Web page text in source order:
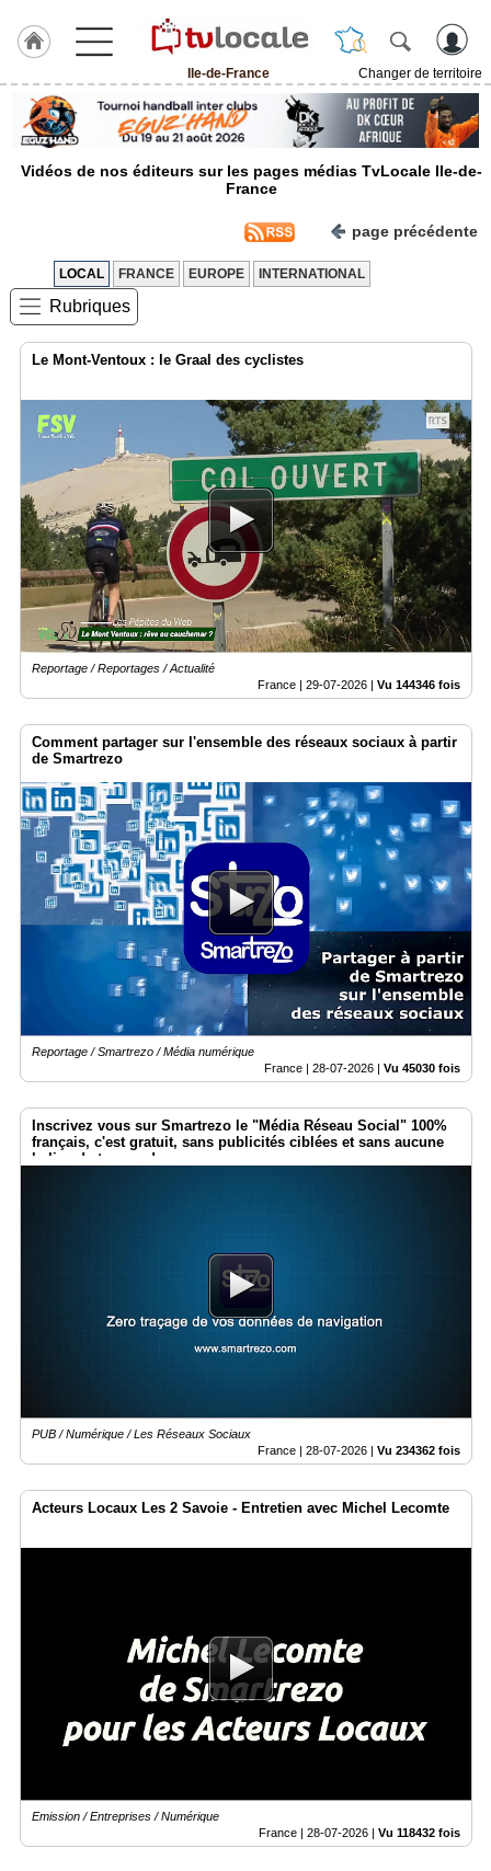
Ile-de-France
Changer de territoire
J'adhère
Hulcoq
ACCUEIL
TvLocale
France
Agenda
Gazette
Vidéos
Médias
du
Blogs
Prémium
Inscription
pro
Accès
éditeur
Vidéos de nos éditeurs sur les pages médias TvLocale Ile-de-
France
page précédente
LOCAL FRANCE EUROPE INTERNATIONAL
Rubriques
Le Mont-Ventoux : le Graal des cyclistes
Reportage / Reportages / Actualité
France | 29-07-2026 Vu 144346 fois
Comment partager sur l'ensemble des réseaux sociaux à partir
de Smartrezo
Reportage / Smartrezo / Média numérique
France | 28-07-2026 | Vu 45030 fois
Inscrivez vous sur Smartrezo le "Média Réseau Social" 100%
français, c'est gratuit, sans publicités ciblées et sans aucune
balise de traçage !
PUB / Numérique / Les Réseaux Sociaux
France | 28-07-2026 | Vu 234362 fois
Acteurs Locaux Les 2 Savoie - Entretien avec Michel Lecomte
Emission / Entreprises / Numérique
France | 28-07-2026 Vu 118432 fois